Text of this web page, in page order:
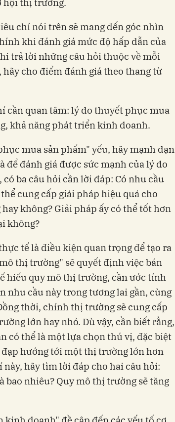
hội thị trường.
chí nói trên sẽ mang đến góc nhìn
khi đánh giá mức độ hấp dẫn của
trả lời những câu hỏi thuộc về mỗi
cho điểm đánh giá theo thang từ
cần quan tâm: lý do thuyết phục mua
khả năng phát triển kinh doanh.
mua sản phẩm" yếu, hãy mạnh dạn
để đánh giá được sức mạnh của lý do
ba câu hỏi cần lời đáp: Có nhu cầu
cung cấp giải pháp hiệu quả cho
không? Giải pháp ấy có thể tốt hơn
không?
tế là điều kiện quan trọng để tạo ra
thị trường" sẽ quyết định việc bán
hiểu quy mô thị trường, cần ước tính
nhu cầu này trong tương lai gần, cùng
thời, chính thị trường sẽ cung cấp
lớn hay nhỏ. Dù vậy, cần biết rằng,
có thể là một lựa chọn thú vị, đặc biệt
hướng tới một thị trường lớn hơn
này, hãy tìm lời đáp cho hai câu hỏi:
bao nhiêu? Quy mô thị trường sẽ tăng